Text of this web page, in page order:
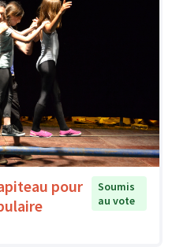
pour
Soumis
au vote